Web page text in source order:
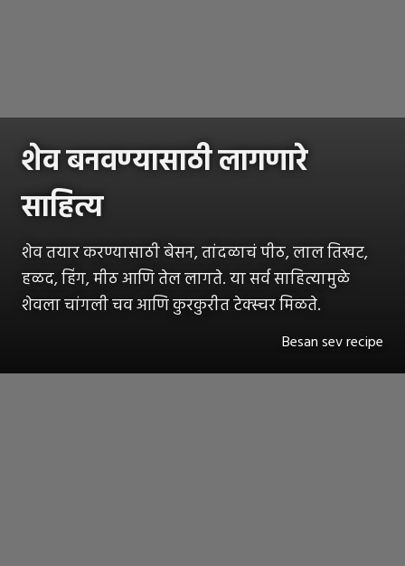
शेव बनवण्यासाठी लागणारे
साहित्य
शेव तयार करण्यासाठी बेसन, तांदळाचं पीठ, लाल तिखट,
हळद, हिंग, मीठ आणि तेल लागते. या सर्व साहित्यामुळे
शेवला चांगली चव आणि कुरकुरीत टेक्स्चर मिळते.
Besan sev recipe